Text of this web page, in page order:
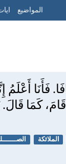
المواضيع
فَأَنَا أَعْلَمُ
كَمَا قَالَ.
الملائكة